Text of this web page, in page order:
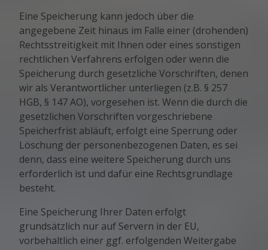
Eine Speicherung kann jedoch über die
angegebene Zeit hinaus im Falle einer (drohenden)
Rechtsstreitigkeit mit Ihnen oder eines sonstigen
rechtlichen Verfahrens erfolgen oder wenn die
Speicherung durch gesetzliche Vorschriften, denen
wir als Verantwortlicher unterliegen (z.B. § 257
HGB, § 147 AO), vorgesehen ist. Wenn die durch die
gesetzlichen Vorschriften vorgeschriebene
Speicherfrist abläuft, erfolgt eine Sperrung oder
Löschung der personenbezogenen Daten, es sei
denn, dass eine weitere Speicherung durch uns
erforderlich ist und dafür eine Rechtsgrundlage
besteht.
Eine Speicherung Ihrer Daten erfolgt
grundsätzlich nur auf Servern in der EU,
vorbehaltlich einer ggf. erfolgenden Weitergabe